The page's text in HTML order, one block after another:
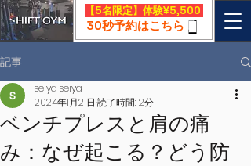
​【5名限定】体験¥5,500
30秒予約はこちら
記事
ベンチプレスと肩の痛
み：なぜ起こる？どう防
seiya seiya
2024年1月21日 読了時間: 2分